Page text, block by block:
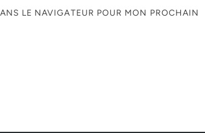
LE NAVIGATEUR POUR MON PROCHAIN